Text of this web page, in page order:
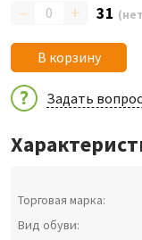
– + 31
В корзину
Задать
Торговая марка:
Вид обуви: